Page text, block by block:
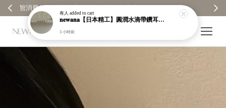
有人 added to cart
𝐧𝐞𝐰𝐚𝐧𝐚【日本精工】圓潤水滴帶鑽耳環｜耳針｜高保色｜純銀｜鍍玫瑰金｜現貨＋預購【n989】
3 小時前